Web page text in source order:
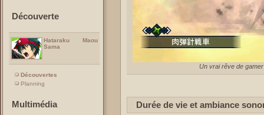
Découverte
Hataraku Maou
Sama
Découvertes
Planning
Multimédia
Un vrai rêve de
Durée de vie et ambiance